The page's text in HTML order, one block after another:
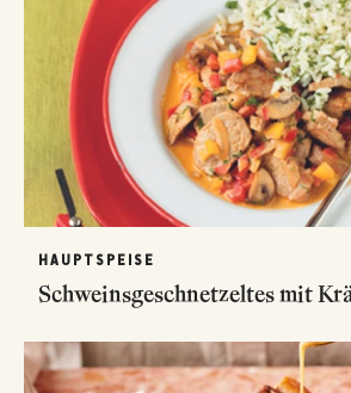
HAUPTSPEISE
Schweinsgeschnetzeltes mit